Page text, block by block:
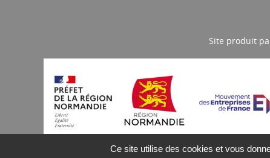
Ce site utilise des cookies et vous